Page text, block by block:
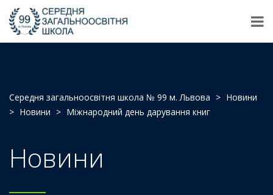
Середня загальноосвітня школа № 99 м. Львова > Новини
> Новини > Міжнародний день дарування книг
Новини